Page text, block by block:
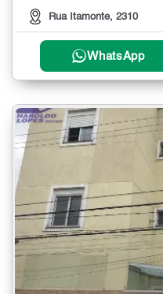
Rua Itamonte, 2310
WhatsApp